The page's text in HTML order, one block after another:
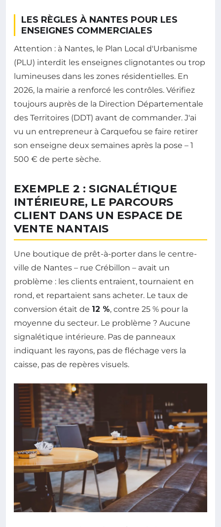
LES RÈGLES À NANTES POUR LES
ENSEIGNES COMMERCIALES
Attention : à Nantes, le Plan Local d'Urbanisme
(PLU) interdit les enseignes clignotantes ou trop
lumineuses dans les zones résidentielles. En
2026, la mairie a renforcé les contrôles. Vérifiez
toujours auprès de la Direction Départementale
des Territoires (DDT) avant de commander. J'ai
vu un entrepreneur à Carquefou se faire retirer
son enseigne deux semaines après la pose – 1
500 € de perte sèche.
EXEMPLE 2 : SIGNALÉTIQUE
INTÉRIEURE, LE PARCOURS
CLIENT DANS UN ESPACE DE
VENTE NANTAIS
Une boutique de prêt-à-porter dans le centre-
ville de Nantes – rue Crébillon – avait un
problème : les clients entraient, tournaient en
rond, et repartaient sans acheter. Le taux de
conversion était de 12 %, contre 25 % pour la
moyenne du secteur. Le problème ? Aucune
signalétique intérieure. Pas de panneaux
indiquant les rayons, pas de fléchage vers la
caisse, pas de repères visuels.